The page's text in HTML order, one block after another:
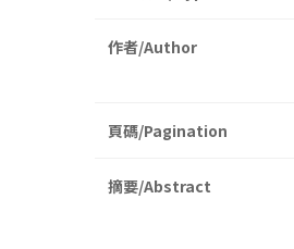
作者/Author
頁碼/Pagination
摘要/Abstract